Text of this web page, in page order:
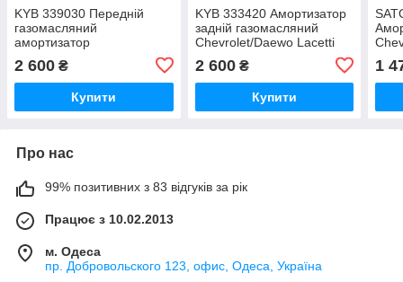
KYB 339030 Передній
газомасляний
амортизатор
Chevrolet/Daewoo Lacetti
1.4-2.0 Nubira 1.4-1.8
2 600 ₴
Купити
KYB 333420 Амортизатор
задній газомасляний
Chevrolet/Daewo Lacetti
2 600₴
Купити
1
Про нас
99% позитивних з 83 відгуків за рік
Працює з 10.02.2013
м. Одеса
пр. Добровольского 123, офис, Одеса, Україна